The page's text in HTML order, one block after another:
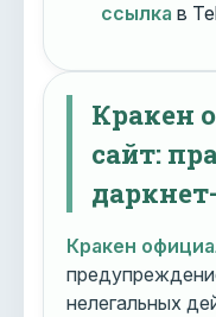
ссылка в
Кракен
сайт:
Кракен
нелегальных